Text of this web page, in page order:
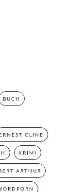
BUCH
CLINE
KRIMI
ARTHUR